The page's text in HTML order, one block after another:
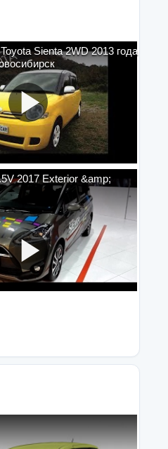
Sienta 2WD 2013 года
2017 Exterior &amp;